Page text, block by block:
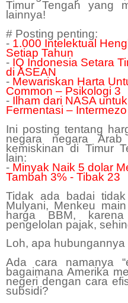
Timur Tengah yang
lainnya!
# Posting penting:
- 1.000 Intelektual
Setiap Tahun
- IQ Indonesia Setara
di ASEAN
- Mewariskan Harta
Common – Psikologi 3
- Ilham dari NASA
Fermentasi – Intermezo
Ini posting tentang
negara negara
kemiskinan di Timur
lain:
- Minyak Naik 5 dolar
Tambah 3% - Tibak 23
Tidak ada badai
Mulyani, Menkeu
harga BBM,
pengelolan pajak,
Loh, apa
Ada cara namanya
bagaimana Amerika
negeri dengan cara
subsidi?